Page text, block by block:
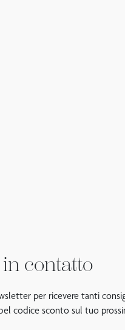
contatto
per ricevere tanti
codice sconto sul tuo